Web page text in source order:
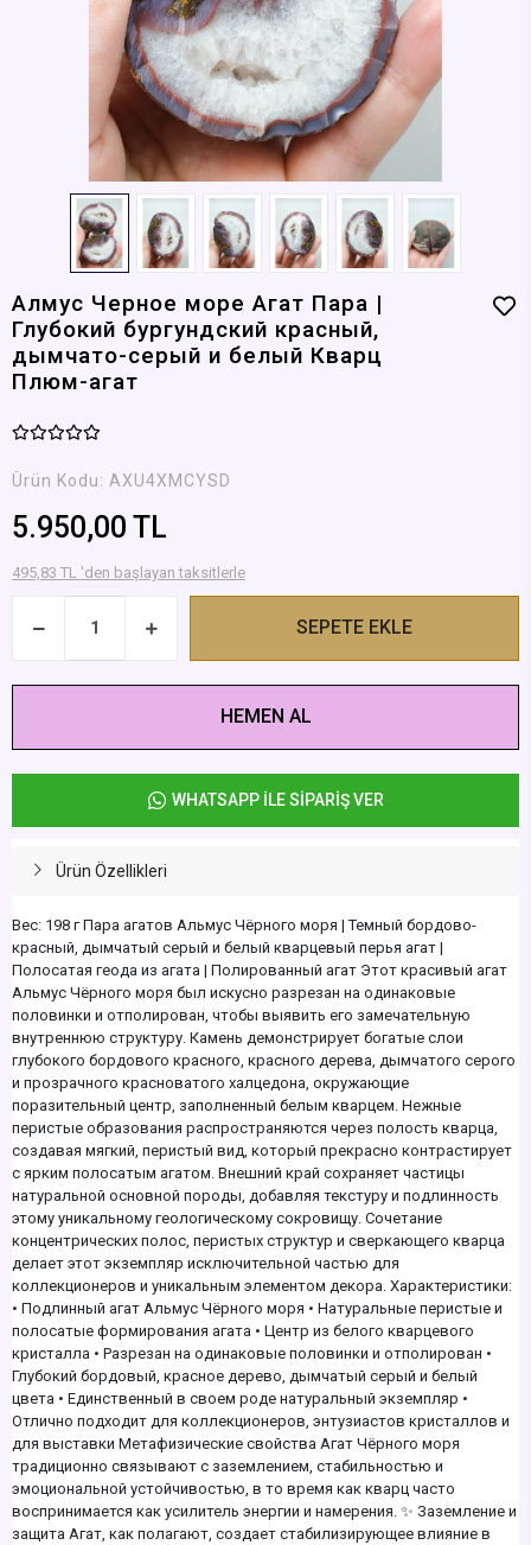
Алмус Черное море Агат Пара |
Глубокий бургундский красный,
дымчато-серый и белый Кварц
Плюм-агат
Ürün Kodu: AXU4XMCYSD
5.950,00 TL
495,83 TL 'den başlayan taksitlerle
SEPETE EKLE
HEMEN AL
WHATSAPP İLE SİPARİŞ VER
Ürün Özellikleri
Вес: 198 г Пара агатов Альмус Чёрного моря | Темный бордово-
красный, дымчатый серый и белый кварцевый перья агат |
Полосатая геода из агата | Полированный агат Этот красивый агат
Альмус Чёрного моря был искусно разрезан на одинаковые
половинки и отполирован, чтобы выявить его замечательную
внутреннюю структуру. Камень демонстрирует богатые слои
глубокого бордового красного, красного дерева, дымчатого серого
и прозрачного красноватого халцедона, окружающие
поразительный центр, заполненный белым кварцем. Нежные
перистые образования распространяются через полость кварца,
создавая мягкий, перистый вид, который прекрасно контрастирует
с ярким полосатым агатом. Внешний край сохраняет частицы
натуральной основной породы, добавляя текстуру и подлинность
этому уникальному геологическому сокровищу. Сочетание
концентрических полос, перистых структур и сверкающего кварца
делает этот экземпляр исключительной частью для
коллекционеров и уникальным элементом декора. Характеристики:
• Подлинный агат Альмус Чёрного моря • Натуральные перистые и
полосатые формирования агата • Центр из белого кварцевого
кристалла • Разрезан на одинаковые половинки и отполирован •
Глубокий бордовый, красное дерево, дымчатый серый и белый
цвета • Единственный в своем роде натуральный экземпляр •
Отлично подходит для коллекционеров, энтузиастов кристаллов и
для выставки Метафизические свойства Агат Чёрного моря
традиционно связывают с заземлением, стабильностью и
эмоциональной устойчивостью, в то время как кварц часто
воспринимается как усилитель энергии и намерения. ✨ Заземление и
защита Агат, как полагают, создает стабилизирующее влияние в